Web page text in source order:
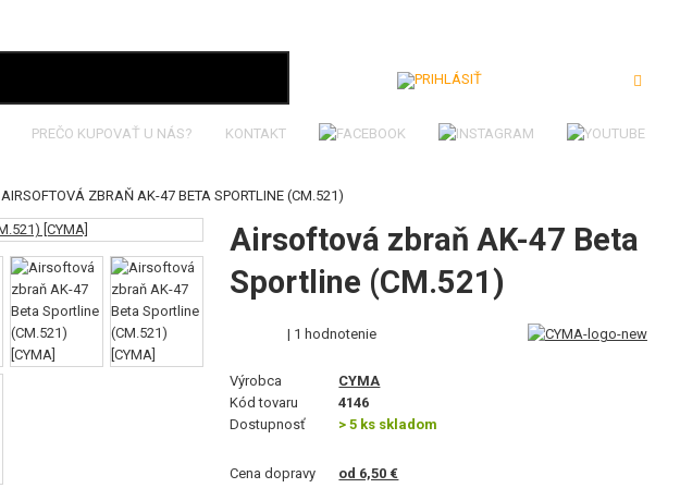
PREČO KUPOVAŤ U NÁS? KONTAKT
AIRSOFTOVÁ ZBRAŇ AK-47 BETA SPORTLINE (CM.521)
Airsoftová zbraň AK-47 Beta
Sportline (CM.521)
| 1 hodnotenie
Výrobca
CYMA
Kód tovaru
4146
Dostupnosť
> 5 ks skladom
Cena dopravy od 6,50 €